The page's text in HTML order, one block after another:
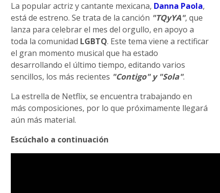
La popular actriz y cantante mexicana, Danna Paola,
está de estreno. Se trata de la canción "TQyYA", que
lanza para celebrar el mes del orgullo, en apoyo a
toda la comunidad LGBTQ. Este tema viene a rectificar
el gran momento musical que ha estado
desarrollando el último tiempo, editando varios
sencillos, los más recientes "Contigo" y "Sola".
La estrella de Netflix, se encuentra trabajando en
más composiciones, por lo que próximamente llegará
aún más material.
Escúchalo a continuación